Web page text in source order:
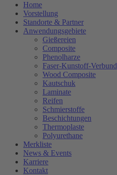
Home
Vorstellung
Standorte & Partner
Anwendungsgebiete
Gießereien
Composite
Phenolharze
Faser-Kunstoff-Verbund
Wood Composite
Kautschuk
Laminate
Reifen
Schmierstoffe
Beschichtungen
Thermoplaste
Polyurethane
Merkliste
News & Events
Karriere
Kontakt